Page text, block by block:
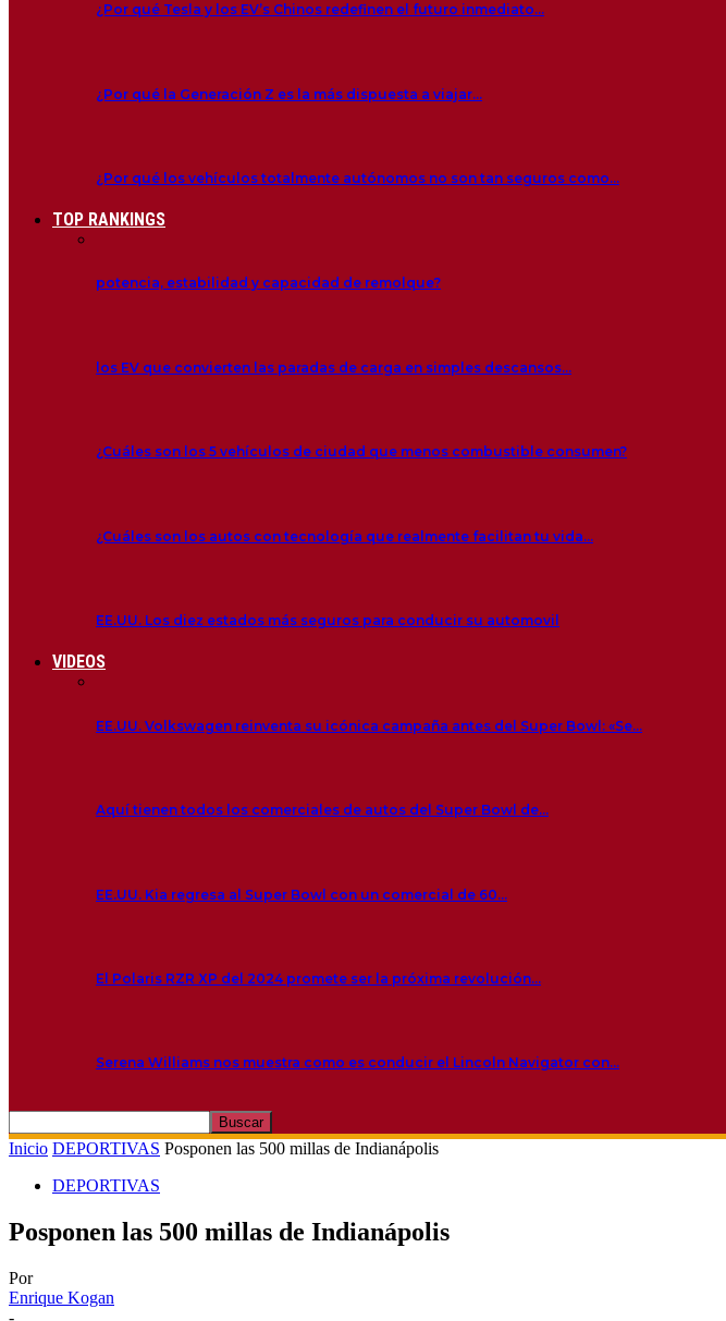
¿Por qué Tesla y los EV’s Chinos redefinen el futuro inmediato…
¿Por qué la Generación Z es la más dispuesta a viajar…
¿Por qué los vehículos totalmente autónomos no son tan seguros como…
TOP RANKINGS
potencia, estabilidad y capacidad de remolque?
los EV que convierten las paradas de carga en simples descansos…
¿Cuáles son los 5 vehículos de ciudad que menos combustible consumen?
¿Cuáles son los autos con tecnología que realmente facilitan tu vida…
EE.UU. Los diez estados más seguros para conducir su automovil
VIDEOS
EE.UU. Volkswagen reinventa su icónica campaña antes del Super Bowl: «Se…
Aquí tienen todos los comerciales de autos del Super Bowl de…
EE.UU. Kia regresa al Super Bowl con un comercial de 60…
El Polaris RZR XP del 2024 promete ser la próxima revolución…
Serena Williams nos muestra como es conducir el Lincoln Navigator con…
Inicio DEPORTIVAS Posponen las 500 millas de Indianápolis
DEPORTIVAS
Posponen las 500 millas de Indianápolis
Por
Enrique Kogan
-